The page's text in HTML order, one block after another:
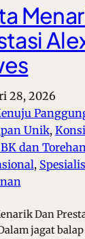
28, 2026
Unik,
dan
,
Dan
jagat